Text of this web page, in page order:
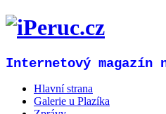
Internetový magazín
Hlavní strana
Galerie u Plazíka